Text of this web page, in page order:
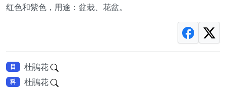
红色和紫色，用途：盆栽、花盆。
目 杜鵑花
科 杜鵑花